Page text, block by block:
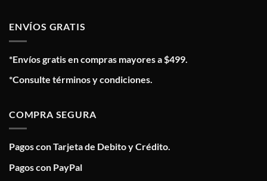
ENVÍOS GRATIS
*Envíos gratis en compras mayores a $499.
*Consulte términos y condiciones.
COMPRA SEGURA
Pagos con Tarjeta de Debito y Crédito.
Pagos con PayPal